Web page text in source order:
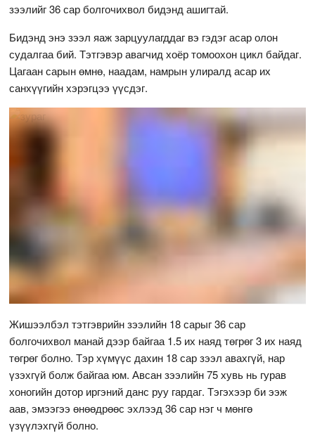
зээлийг 36 сар болгочихвол бидэнд ашигтай.
Бидэнд энэ зээл яаж зарцуулагддаг вэ гэдэг асар олон
судалгаа бий. Тэтгэвэр авагчид хоёр томоохон цикл байдаг.
Цагаан сарын өмнө, наадам, намрын улиралд асар их
санхүүгийн хэрэгцээ үүсдэг.
Жишээлбэл тэтгэврийн зээлийн 18 сарыг 36 сар
болгочихвол манай дээр байгаа 1.5 их наяд төгрөг 3 их наяд
төгрөг болно. Тэр хүмүүс дахин 18 сар зээл авахгүй, нар
үзэхгүй болж байгаа юм. Авсан зээлийн 75 хувь нь гурав
хоногийн дотор иргэний данс руу гардаг. Тэгэхээр би ээж
аав, эмээгээ өнөөдрөөс эхлээд 36 сар нэг ч мөнгө
үзүүлэхгүй болно.